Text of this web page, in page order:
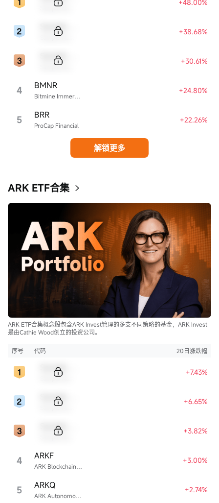
+48.00%
+38.68%
+30.61%
4 Bitmine Immersion Technologies
BMNR +24.80%
5 ProCap Financial
BRR +22.26%
解锁更多
ARK ETF合集
ARK ETF合集概念股包含ARK Invest管理的多支不同策略的基金，ARK Invest
是由Cathie Wood创立的投资公司。
序号 代码 20日涨跌幅
+7.43%
+6.65%
+3.82%
4 ARK Blockchain & Fintech Innovation ETF
ARKF +3.00%
5 ARK Autonomous Technology & Robotics ETF
ARKQ +2.74%